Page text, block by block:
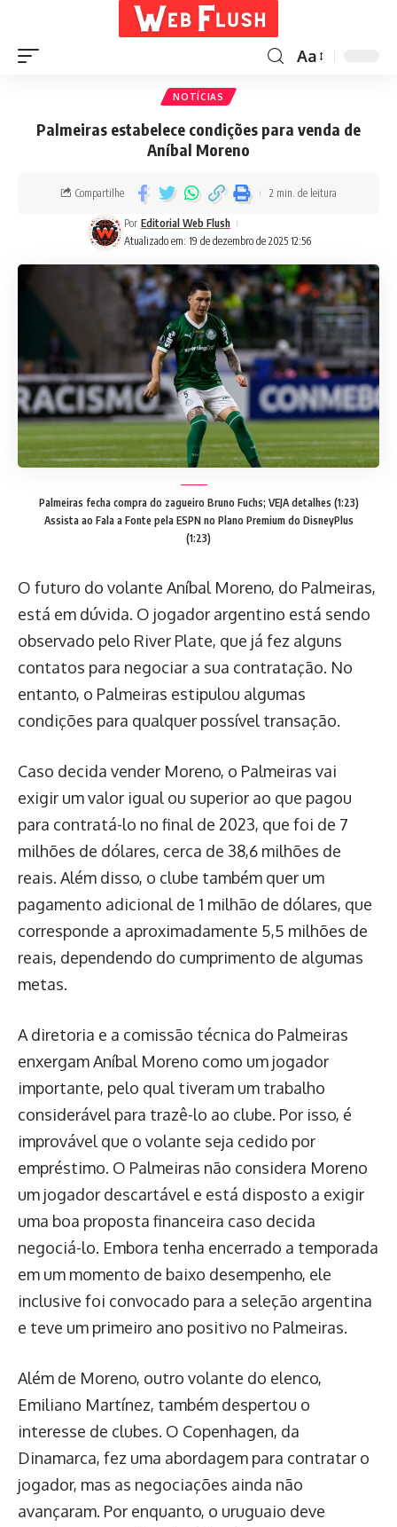
Aa
NOTÍCIAS
Palmeiras estabelece condições para venda de
Aníbal Moreno
Atualizado em: 19 de dezembro de 2025 12:56
Por Editorial Web Flush
Compartilhe 2 min. de leitura
Palmeiras fecha compra do zagueiro Bruno Fuchs; VEJA detalhes (1:23)
Assista ao Fala a Fonte pela ESPN no Plano Premium do DisneyPlus
(1:23)
O futuro do volante Aníbal Moreno, do Palmeiras,
está em dúvida. O jogador argentino está sendo
observado pelo River Plate, que já fez alguns
contatos para negociar a sua contratação. No
entanto, o Palmeiras estipulou algumas
condições para qualquer possível transação.
Caso decida vender Moreno, o Palmeiras vai
exigir um valor igual ou superior ao que pagou
para contratá-lo no final de 2023, que foi de 7
milhões de dólares, cerca de 38,6 milhões de
reais. Além disso, o clube também quer um
pagamento adicional de 1 milhão de dólares, que
corresponde a aproximadamente 5,5 milhões de
reais, dependendo do cumprimento de algumas
metas.
A diretoria e a comissão técnica do Palmeiras
enxergam Aníbal Moreno como um jogador
importante, pelo qual tiveram um trabalho
considerável para trazê-lo ao clube. Por isso, é
improvável que o volante seja cedido por
empréstimo. O Palmeiras não considera Moreno
um jogador descartável e está disposto a exigir
uma boa proposta financeira caso decida
negociá-lo. Embora tenha encerrado a temporada
em um momento de baixo desempenho, ele
inclusive foi convocado para a seleção argentina
e teve um primeiro ano positivo no Palmeiras.
Além de Moreno, outro volante do elenco,
Emiliano Martínez, também despertou o
interesse de clubes. O Copenhagen, da
Dinamarca, fez uma abordagem para contratar o
jogador, mas as negociações ainda não
avançaram. Por enquanto, o uruguaio deve